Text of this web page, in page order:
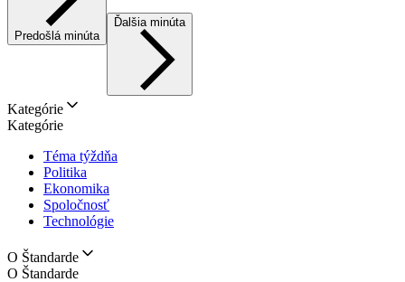
Predošlá minúta
Ďalšia minúta
Kategórie
Kategórie
Téma týždňa
Politika
Ekonomika
Spoločnosť
Technológie
O Štandarde
O Štandarde